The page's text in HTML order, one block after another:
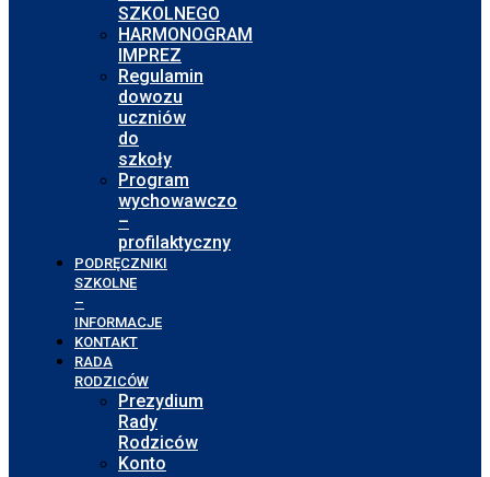
SZKOLNEGO
HARMONOGRAM
IMPREZ
Regulamin
dowozu
uczniów
do
szkoły
Program
wychowawczo
–
profilaktyczny
PODRĘCZNIKI
SZKOLNE
–
INFORMACJE
KONTAKT
RADA
RODZICÓW
Prezydium
Rady
Rodziców
Konto